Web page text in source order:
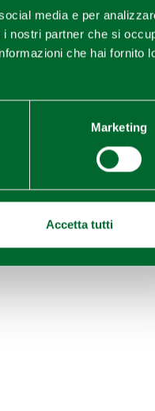
media e per
nostri partner che si
che hai fornito
Marketing
Accetta tutti